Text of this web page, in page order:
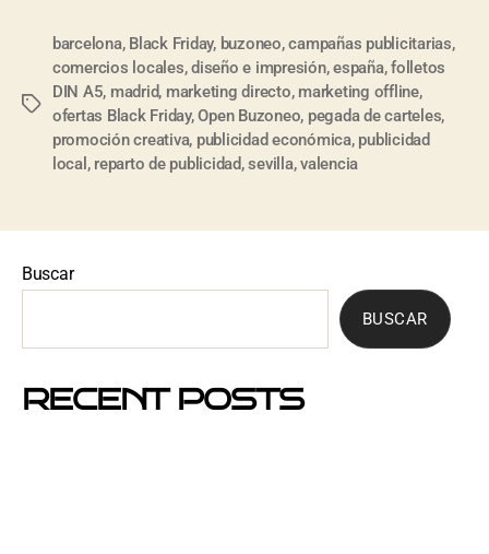
barcelona, Black Friday, buzoneo,campañas publicitarias,
comercios locales,diseño e impresión,españa,folletos
DIN A5, madrid, marketing directo, marketing offline,
ofertas Black Friday,Open Buzoneo, pegada de carteles,
promoción creativa, publicidad económica, publicidad
local , reparto de publicidad,sevilla,valencia
Buscar
BUSCAR
RECENT POSTS